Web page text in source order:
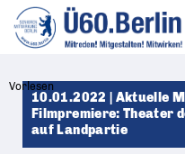
Vorlesen
10.01.2022 | Aktuelle
Filmpremiere: Theater
auf Landpartie